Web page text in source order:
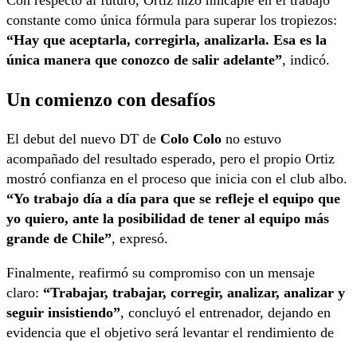
constante como única fórmula para superar los tropiezos:
“Hay que aceptarla, corregirla, analizarla. Esa es la
única manera que conozco de salir adelante”, indicó.
Un comienzo con desafíos
El debut del nuevo DT de Colo Colo no estuvo
acompañado del resultado esperado, pero el propio Ortiz
mostró confianza en el proceso que inicia con el club albo.
“Yo trabajo día a día para que se refleje el equipo que
yo quiero, ante la posibilidad de tener al equipo más
grande de Chile”, expresó.
Finalmente, reafirmó su compromiso con un mensaje
claro: “Trabajar, trabajar, corregir, analizar, analizar y
seguir insistiendo”, concluyó el entrenador, dejando en
evidencia que el objetivo será levantar el rendimiento de